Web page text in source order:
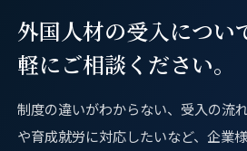
外国人材の受入につい
軽にご相談ください。
制度の違いがわからない、受入の流
や育成就労に対応したいなど、企業